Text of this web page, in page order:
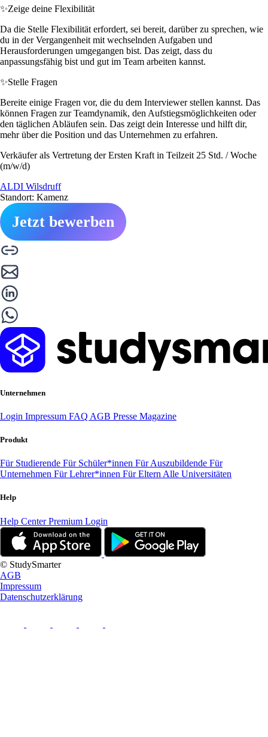
✨Zeige deine Flexibilität
Da die Stelle Flexibilität erfordert, sei bereit, darüber zu sprechen, wie
du in der Vergangenheit mit wechselnden Aufgaben und
Herausforderungen umgegangen bist. Das zeigt, dass du
anpassungsfähig bist und gut im Team arbeiten kannst.
✨Stelle Fragen
Bereite einige Fragen vor, die du dem Interviewer stellen kannst. Das
können Fragen zur Teamdynamik, den Aufstiegsmöglichkeiten oder
den täglichen Abläufen sein. Das zeigt dein Interesse und hilft dir,
mehr über die Position und das Unternehmen zu erfahren.
Verkäufer als Vertretung der Ersten Kraft in Teilzeit 25 Std. / Woche
(m/w/d)
ALDI Wilsdruff
Standort: Kamenz
Jetzt bewerben
Unternehmen
Login Impressum FAQ AGB Presse Magazine
Produkt
Für Studierende Für Schüler*innen Für Auszubildende Für
Unternehmen Für Lehrer*innen Für Eltern Alle Universitäten
Help
Help CenterPremium Login
© StudySmarter
AGB
Impressum
Datenschutzerklärung